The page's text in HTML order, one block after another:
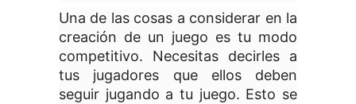
Una de las cosas a considerar en la
creación de un juego es tu modo
competitivo. Necesitas decirles a
tus jugadores que ellos deben
seguir jugando a tu juego. Esto se